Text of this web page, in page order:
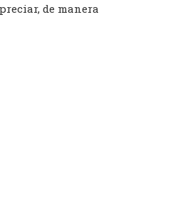
de manera